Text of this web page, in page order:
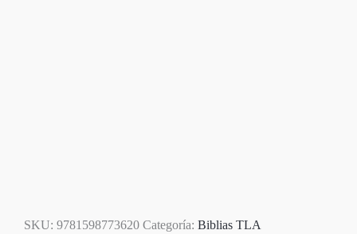
SKU: 9781598773620 Categoría: Biblias TLA